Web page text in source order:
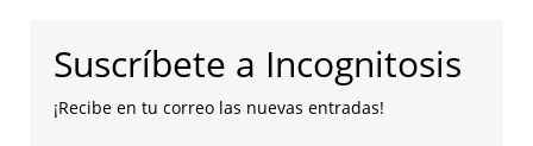
Suscríbete a Incognitosis
¡Recibe en tu correo las nuevas entradas!